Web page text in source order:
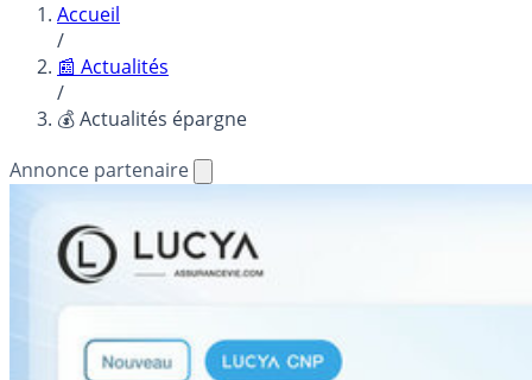
Accueil
/
📰 Actualités
/
💰 Actualités épargne
Annonce partenaire